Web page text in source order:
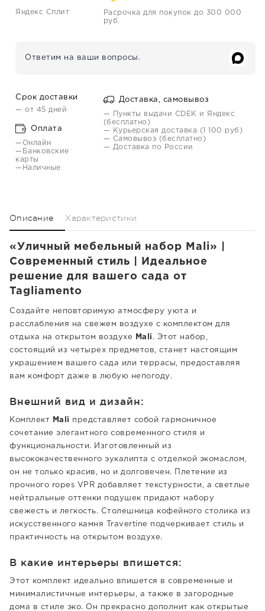
Яндекс Сплит
Расрочка для покупок до 300 000
руб.
Ответим на ваши вопросы.
Срок доставки
— от 45 дней
Оплата
—Онлайн
—Банковские
карты
—Наличные
Доставка, самовывоз
— Пункты выдачи CDEK и Яндекс
(бесплатно)
— Курьерская доставка (1 100 руб)
— Самовывоз (бесплатно)
— Доставка по России
Описание Характеристики
«Уличный мебельный набор Mali» |
Современный стиль | Идеальное
решение для вашего сада от
Tagliamento
Создайте неповторимую атмосферу уюта и
расслабления на свежем воздухе с комплектом для
отдыха на открытом воздухе
Mali . Этот набор,
состоящий из четырех предметов, станет настоящим
украшением вашего сада или террасы, предоставляя
вам комфорт даже в любую непогоду.
Внешний вид и дизайн:
Комплект Mali
представляет собой гармоничное
сочетание элегантного современного стиля и
функциональности. Изготовленный из
высококачественного эукалипта с отделкой экомаслом,
он не только красив, но и долговечен. Плетение из
прочного ropes VPR добавляет текстурности, а светлые
нейтральные оттенки подушек придают набору
свежесть и легкость. Столешница кофейного столика из
искусственного камня Travertine подчеркивает стиль и
практичность на открытом воздухе.
В какие интерьеры впишется:
Этот комплект идеально впишется в современные и
минималистичные интерьеры, а также в загородные
дома в стиле эко. Он прекрасно дополнит как открытые